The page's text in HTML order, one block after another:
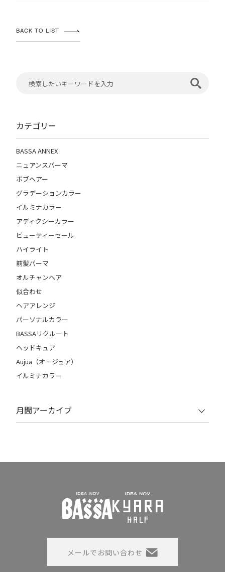
BACK TO LIST
カテゴリー
BASSA ANNEX
ニュアンスパーマ
ボブヘアー
グラデーションカラー
イルミナカラー
アディクシーカラー
ビューティーセール
ハイライト
前髪パーマ
オルチャンヘア
似合わせ
ヘアアレンジ
パーソナルカラー
BASSAリクルート
ヘッドキュア
Aujua（オージュア）
イルミナカラー
月間アーカイブ
メールでお問い合わせ